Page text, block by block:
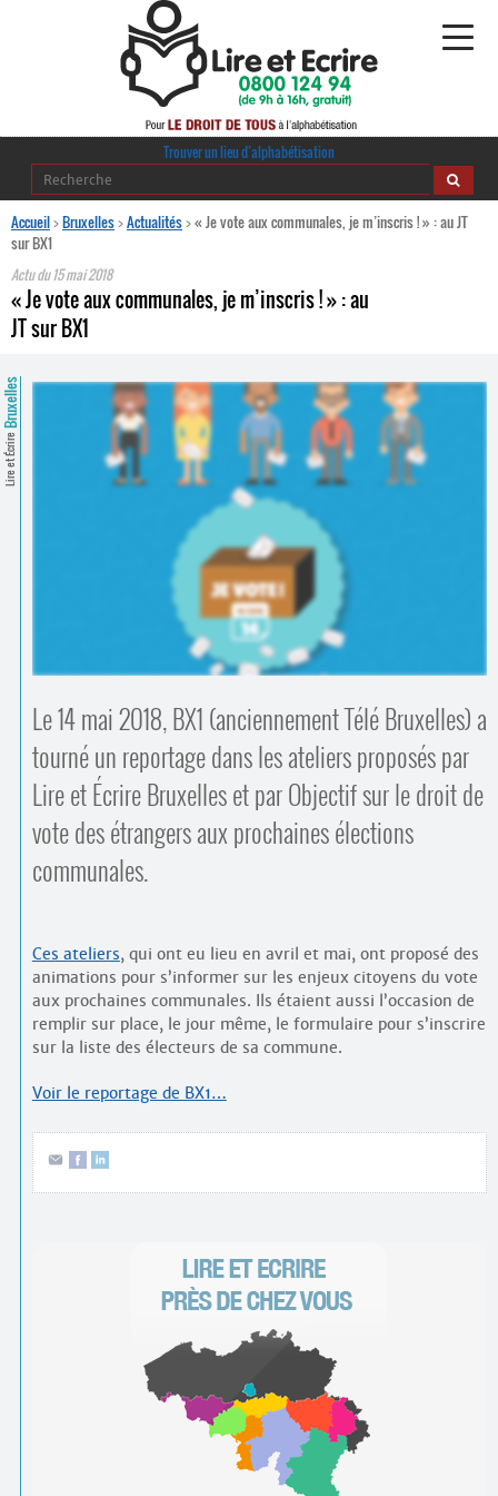
Alphabétisation
Ressources pédagogiques
Comprendre et parler
Bienvenue en Belgique
Espace presse
Trouver un lieu d’alphabétisation
Trouver un lieu d’alphabétisation
Accueil>Bruxelles>Actualités>« Je vote aux communales, je m’inscris ! » : au JT
sur BX1
Actu du15 mai 2018
« Je vote aux communales, je m’inscris ! » : au
JT sur BX1
Lire et Écrire
Bruxelles
Le 14 mai 2018, BX1 (anciennement Télé Bruxelles) a
tourné un reportage dans les ateliers proposés par
Lire et Écrire Bruxelles et par Objectif sur le droit de
vote des étrangers aux prochaines élections
communales.
Ces ateliers, qui ont eu lieu en avril et mai, ont proposé des
animations pour s’informer sur les enjeux citoyens du vote
aux prochaines communales. Ils étaient aussi l’occasion de
remplir sur place, le jour même, le formulaire pour s’inscrire
sur la liste des électeurs de sa commune.
Voir le reportage de BX1…